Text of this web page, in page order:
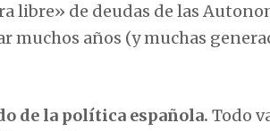
libre» de deudas de las
muchos años (y muchas
de la política española. Todo